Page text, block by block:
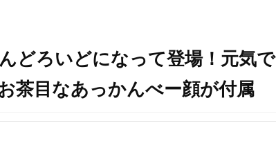
どろいどになって登場！元気で
茶目なあっかんべー顔が付属